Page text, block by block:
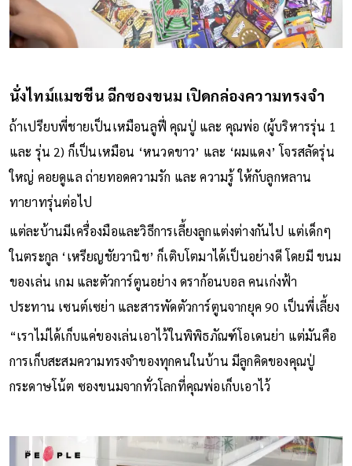
นั่งไทม์แมชชีน ฉีกซองขนม เปิดกล่องความทรงจำ
ถ้าเปรียบพี่ชายเป็นเหมือนลูฟี่ คุณปู่ และ คุณพ่อ (ผู้บริหารรุ่น 1
และ รุ่น 2) ก็เป็นเหมือน ‘หนวดขาว’ และ ‘ผมแดง’ โจรสลัดรุ่น
ใหญ่ คอยดูแล ถ่ายทอดความรัก และ ความรู้ ให้กับลูกหลาน
ทายาทรุ่นต่อไป
แต่ละบ้านมีเครื่องมือและวิธีการเลี้ยงลูกแต่งต่างกันไป แต่เด็กๆ
ในตระกูล ‘เหรียญชัยวานิช’ ก็เติบโตมาได้เป็นอย่างดี โดยมี ขนม
ของเล่น เกม และตัวการ์ตูนอย่าง ดราก้อนบอล คนเก่งฟ้า
ประทาน เซนต์เซย่า และสารพัดตัวการ์ตูนจากยุค 90 เป็นพี่เลี้ยง
“เราไม่ได้เก็บแค่ของเล่นเอาไว้ในพิพิธภัณฑ์โอเดนย่า แต่มันคือ
การเก็บสะสมความทรงจำของทุกคนในบ้าน มีลูกคิดของคุณปู่
กระดาษโน้ต ซองขนมจากทั่วโลกที่คุณพ่อเก็บเอาไว้